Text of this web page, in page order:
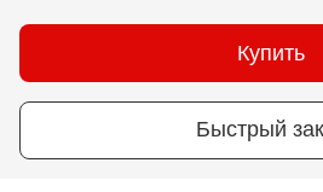
Купить
Быстрый